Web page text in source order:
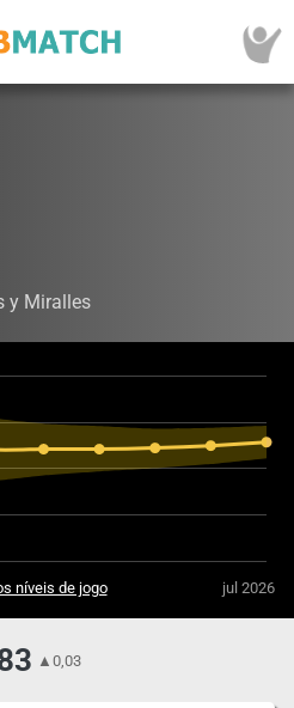
y Miralles
níveis de jogo jul 2026
▲ 0,03